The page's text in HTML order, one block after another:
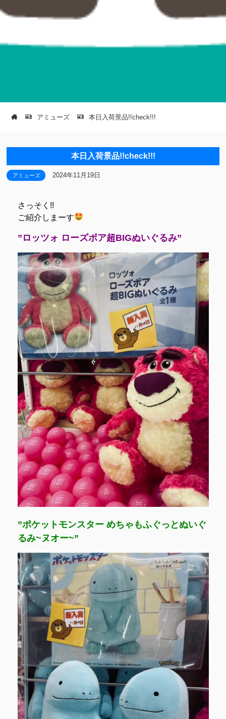
アミューズ 本日入荷景品!!check!!!
本日入荷景品!!check!!!
アミューズ 2024年11月19日
さっそく!!
ご紹介しまーす
”ロッツォ ローズボア超BIGぬいぐるみ”
”ポケットモンスター めちゃもふぐっとぬいぐ
るみ~ヌオー~”